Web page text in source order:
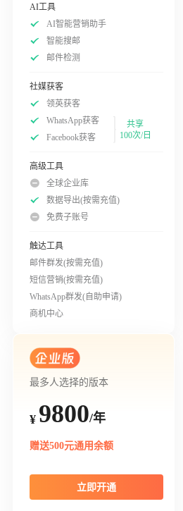
AI工具
AI智能营销助手
智能搜邮
邮件检测
社媒获客
领英获客
WhatsApp获客
Facebook获客
共享
100次/日
高级工具
全球企业库
数据导出(按需充值)
免费子账号
触达工具
邮件群发(按需充值)
短信营销(按需充值)
WhatsApp群发(自助申请)
商机中心
最多人选择的版本
¥ 9800/年
赠送500元通用余额
立即开通